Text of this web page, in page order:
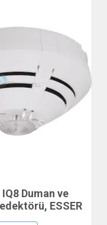
Duman ve
ESSER